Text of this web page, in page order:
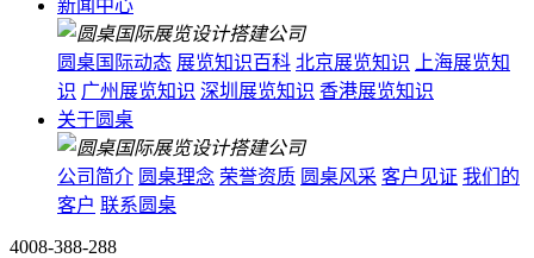
新闻中心
圆桌国际动态 展览知识百科 北京展览知识
上海展览知
识 广州展览知识 深圳展览知识 香港展览知识
关于圆桌
公司简介 圆桌理念 荣誉资质 圆桌风采 客户见证 我们的
客户 联系圆桌
4008-388-288